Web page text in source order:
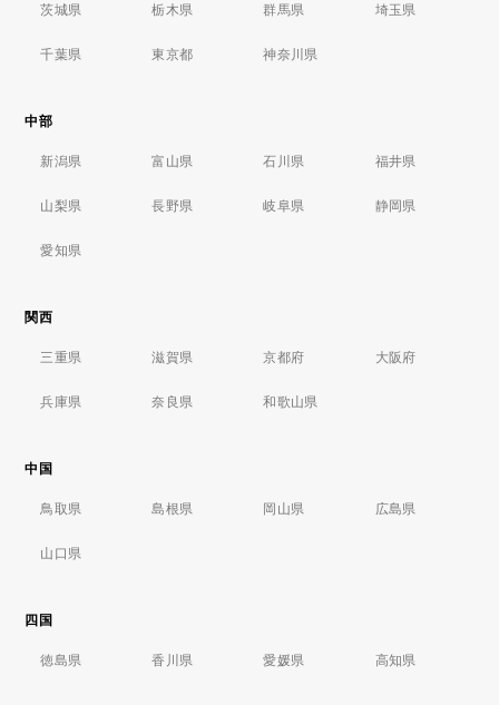
茨城県 栃木県 群馬県 埼玉県
千葉県 東京都 神奈川県
中部
新潟県 富山県 石川県 福井県
山梨県 長野県 岐阜県 静岡県
愛知県
関西
三重県 滋賀県 京都府 大阪府
兵庫県 奈良県 和歌山県
中国
鳥取県 島根県 岡山県 広島県
山口県
四国
徳島県 香川県 愛媛県 高知県